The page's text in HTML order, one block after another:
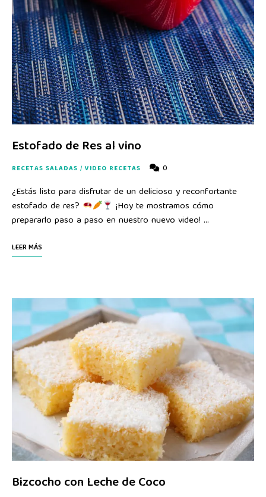
Estofado de Res al vino
RECETAS SALADAS /VIDEO RECETAS 0
¿Estás listo para disfrutar de un delicioso y reconfortante
estofado de res?
¡Hoy te mostramos cómo
prepararlo paso a paso en nuestro nuevo video! …
LEER MÁS
Bizcocho con Leche de Coco